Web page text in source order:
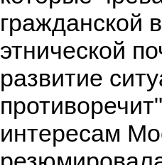
гражданской
этнической
развитие
интересам